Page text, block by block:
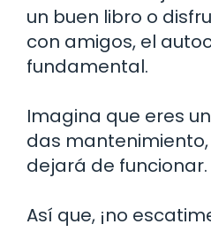
un buen libro o
con amigos, el
fundamental.
Imagina que eres
das
dejará de funcionar.
Así que, ¡no